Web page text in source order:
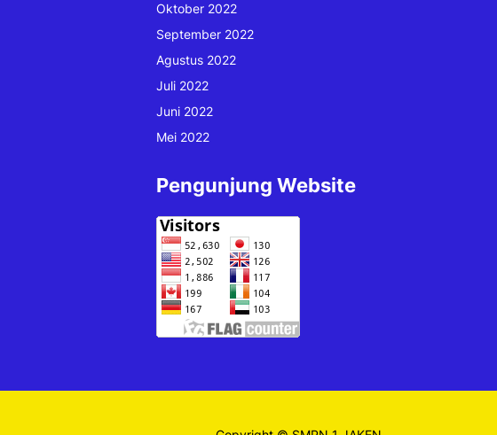
Oktober 2022
September 2022
Agustus 2022
Juli 2022
Juni 2022
Mei 2022
Pengunjung Website